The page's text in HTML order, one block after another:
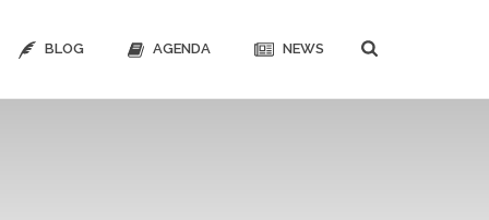
BLOG AGENDA NEWS